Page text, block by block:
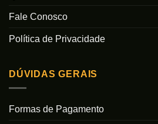
Fale Conosco
Política de Privacidade
DÚVIDAS GERAIS
Formas de Pagamento